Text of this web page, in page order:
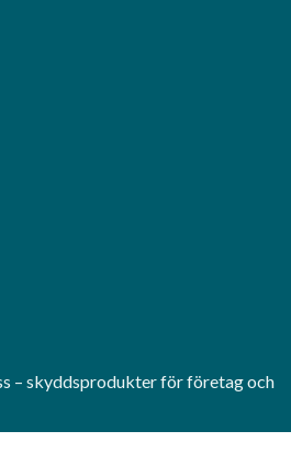
– skyddsprodukter för företag och